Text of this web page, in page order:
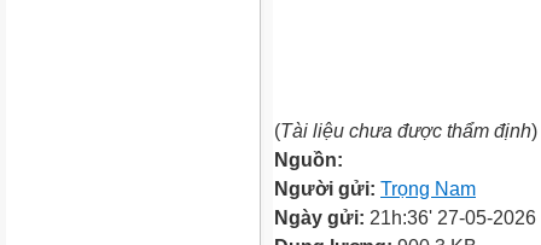
(Tài liệu chưa được thẩm định)
Nguồn:
Người gửi: Trọng Nam
Ngày gửi: 21h:36' 27-05-2026